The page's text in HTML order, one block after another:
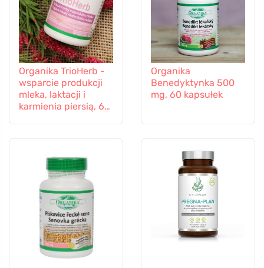
Organika TrioHerb -
wsparcie produkcji
mleka, laktacji i
karmienia piersią, 60
Organika
Benedyktynka 500
mg, 60 kapsułek